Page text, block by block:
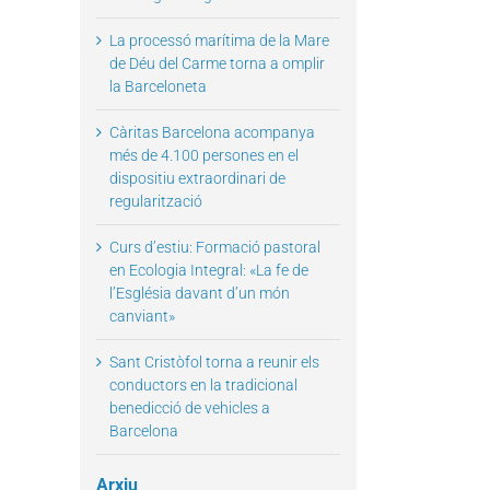
La processó marítima de la Mare
de Déu del Carme torna a omplir
la Barceloneta
Càritas Barcelona acompanya
més de 4.100 persones en el
dispositiu extraordinari de
regularització
Curs d’estiu: Formació pastoral
en Ecologia Integral: «La fe de
l’Església davant d’un món
canviant»
Sant Cristòfol torna a reunir els
conductors en la tradicional
benedicció de vehicles a
Barcelona
Arxiu